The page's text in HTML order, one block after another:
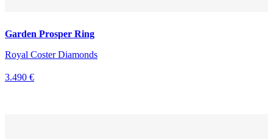
Garden Prosper Ring
Royal Coster Diamonds
3.490 €